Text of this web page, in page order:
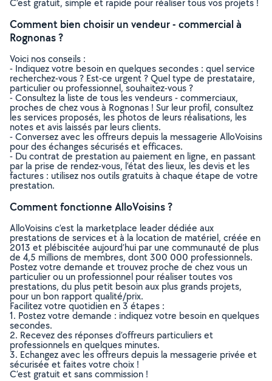
C’est gratuit, simple et rapide pour réaliser tous vos projets !
Comment bien choisir un vendeur - commercial à
Rognonas ?
Voici nos conseils :
- Indiquez votre besoin en quelques secondes : quel service
recherchez-vous ? Est-ce urgent ? Quel type de prestataire,
particulier ou professionnel, souhaitez-vous ?
- Consultez la liste de tous les vendeurs - commerciaux,
proches de chez vous à Rognonas ! Sur leur profil, consultez
les services proposés, les photos de leurs réalisations, les
notes et avis laissés par leurs clients.
- Conversez avec les offreurs depuis la messagerie AlloVoisins
pour des échanges sécurisés et efficaces.
- Du contrat de prestation au paiement en ligne, en passant
par la prise de rendez-vous, l’état des lieux, les devis et les
factures : utilisez nos outils gratuits à chaque étape de votre
prestation.
Comment fonctionne AlloVoisins ?
AlloVoisins c’est la marketplace leader dédiée aux
prestations de services et à la location de matériel, créée en
2013 et plébiscitée aujourd’hui par une communauté de plus
de 4,5 millions de membres, dont 300 000 professionnels.
Postez votre demande et trouvez proche de chez vous un
particulier ou un professionnel pour réaliser toutes vos
prestations, du plus petit besoin aux plus grands projets,
pour un bon rapport qualité/prix.
Facilitez votre quotidien en 3 étapes :
1. Postez votre demande : indiquez votre besoin en quelques
secondes.
2. Recevez des réponses d’offreurs particuliers et
professionnels en quelques minutes.
3. Echangez avec les offreurs depuis la messagerie privée et
sécurisée et faites votre choix !
C’est gratuit et sans commission !